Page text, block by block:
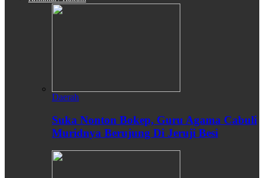
Daerah
Suka Nonton Bokep, Guru Agama Cabuli
Muridnya Berujung Di Jeruji Besi